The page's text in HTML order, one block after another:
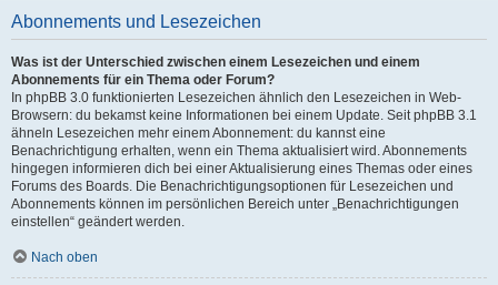
Abonnements und Lesezeichen
Was ist der Unterschied zwischen einem Lesezeichen und einem
Abonnements für ein Thema oder Forum?
In phpBB 3.0 funktionierten Lesezeichen ähnlich den Lesezeichen in Web-
Browsern: du bekamst keine Informationen bei einem Update. Seit phpBB 3.1
ähneln Lesezeichen mehr einem Abonnement: du kannst eine
Benachrichtigung erhalten, wenn ein Thema aktualisiert wird. Abonnements
hingegen informieren dich bei einer Aktualisierung eines Themas oder eines
Forums des Boards. Die Benachrichtigungsoptionen für Lesezeichen und
Abonnements können im persönlichen Bereich unter „Benachrichtigungen
einstellen“ geändert werden.
Nach oben